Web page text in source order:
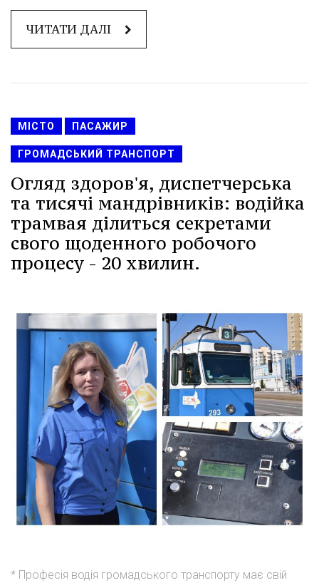
ЧИТАТИ ДАЛІ
МІСТО ПАСАЖИР
ГРОМАДСЬКИЙ ТРАНСПОРТ
Огляд здоров'я, диспетчерська
та тисячі мандрівників: водійка
трамвая ділиться секретами
свого щоденного робочого
процесу - 20 хвилин.
* Професія водія громадського транспорту має свій